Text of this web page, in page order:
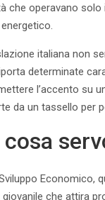
che operavano
italiana non
determinate
l’accento su
da un tassello per
Economico,
giovanile che attira